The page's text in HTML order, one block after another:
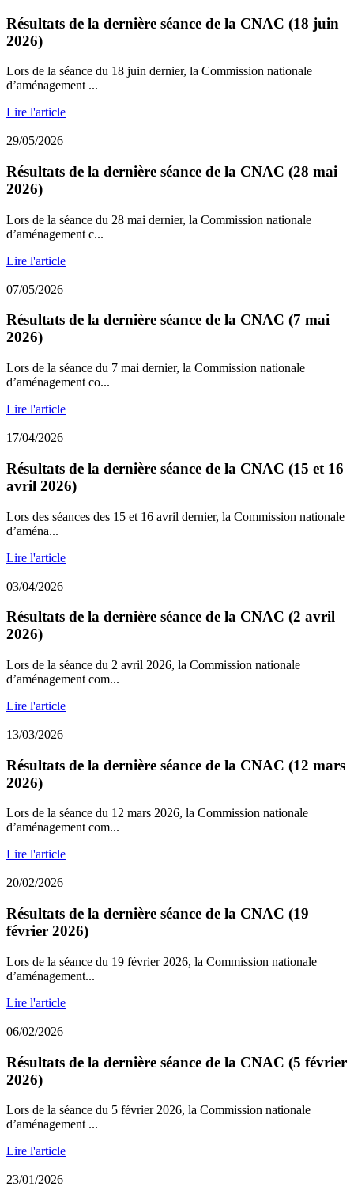
Résultats de la dernière séance de la CNAC (18 juin
2026)
Lors de la séance du 18 juin dernier, la Commission nationale
d’aménagement ...
Lire l'article
29/05/2026
Résultats de la dernière séance de la CNAC (28 mai
2026)
Lors de la séance du 28 mai dernier, la Commission nationale
d’aménagement c...
Lire l'article
07/05/2026
Résultats de la dernière séance de la CNAC (7 mai
2026)
Lors de la séance du 7 mai dernier, la Commission nationale
d’aménagement co...
Lire l'article
17/04/2026
Résultats de la dernière séance de la CNAC (15 et 16
avril 2026)
Lors des séances des 15 et 16 avril dernier, la Commission nationale
d’aména...
Lire l'article
03/04/2026
Résultats de la dernière séance de la CNAC (2 avril
2026)
Lors de la séance du 2 avril 2026, la Commission nationale
d’aménagement com...
Lire l'article
13/03/2026
Résultats de la dernière séance de la CNAC (12 mars
2026)
Lors de la séance du 12 mars 2026, la Commission nationale
d’aménagement com...
Lire l'article
20/02/2026
Résultats de la dernière séance de la CNAC (19
février 2026)
Lors de la séance du 19 février 2026, la Commission nationale
d’aménagement...
Lire l'article
06/02/2026
Résultats de la dernière séance de la CNAC (5 février
2026)
Lors de la séance du 5 février 2026, la Commission nationale
d’aménagement ...
Lire l'article
23/01/2026